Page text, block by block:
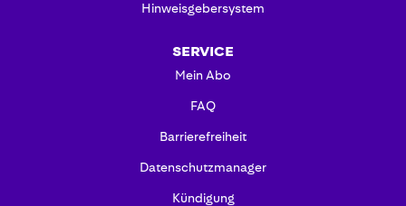
Hinweisgebersystem
SERVICE
Mein Abo
FAQ
Barrierefreiheit
Datenschutzmanager
Kündigung